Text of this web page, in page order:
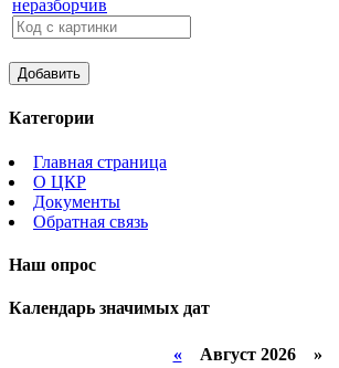
Категории
Главная страница
О ЦКР
Документы
Обратная связь
Наш опрос
Календарь значимых дат
«Август 2026 »